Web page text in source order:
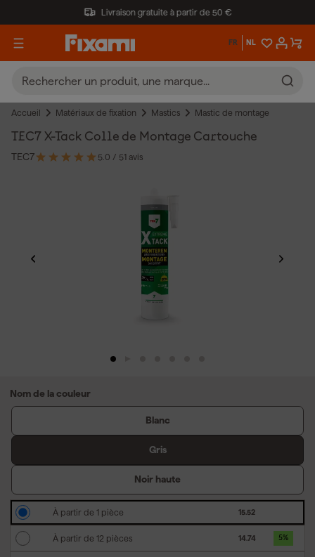
Livraison gratuite à partir de 50 €
FR NL
Accueil Matériaux de fixation Mastics Mastic de montage
TEC7 X-Tack Colle de Montage Cartouche
TEC7 5.0 / 51 avis
Nom de la couleur
Blanc
Gris
Noir haute
À partir de 1 pièce 15.52
À partir de 12 pièces 14.74 5%